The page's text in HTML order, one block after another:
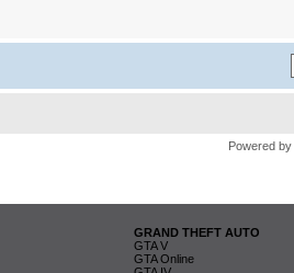
Powered by
GRAND THEFT AUTO
GTA V
GTA Online